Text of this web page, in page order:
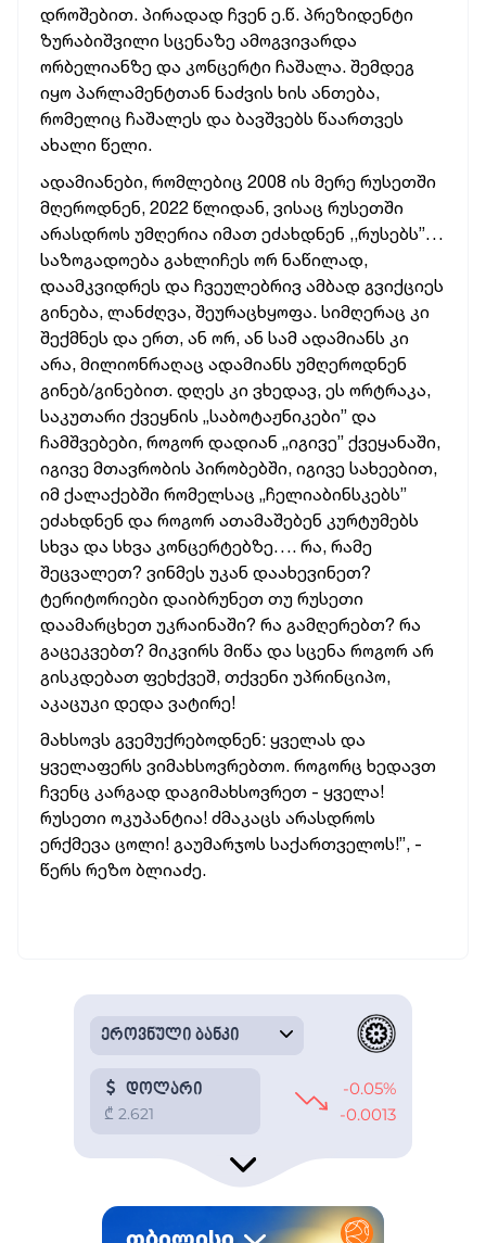
დროშებით. პირადად ჩვენ ე.წ. პრეზიდენტი
ზურაბიშვილი სცენაზე ამოგვივარდა
ორბელიანზე და კონცერტი ჩაშალა. შემდეგ
იყო პარლამენტთან ნაძვის ხის ანთება,
რომელიც ჩაშალეს და ბავშვებს წაართვეს
ახალი წელი.
ადამიანები, რომლებიც 2008 ის მერე რუსეთში
მღეროდნენ, 2022 წლიდან, ვისაც რუსეთში
არასდროს უმღერია იმათ ეძახდნენ ,,რუსებს”…
საზოგადოება გახლიჩეს ორ ნაწილად,
დაამკვიდრეს და ჩვეულებრივ ამბად გვიქციეს
გინება, ლანძღვა, შეურაცხყოფა. სიმღერაც კი
შექმნეს და ერთ, ან ორ, ან სამ ადამიანს კი
არა, მილიონრაღაც ადამიანს უმღეროდნენ
გინებ/გინებით. დღეს კი ვხედავ, ეს ორტრაკა,
საკუთარი ქვეყნის „საბოტაჟნიკები” და
ჩამშვებები, როგორ დადიან „იგივე” ქვეყანაში,
იგივე მთავრობის პირობებში, იგივე სახეებით,
იმ ქალაქებში რომელსაც „ჩელიაბინსკებს”
ეძახდნენ და როგორ ათამაშებენ კურტუმებს
სხვა და სხვა კონცერტებზე…. რა, რამე
შეცვალეთ? ვინმეს უკან დაახევინეთ?
ტერიტორიები დაიბრუნეთ თუ რუსეთი
დაამარცხეთ უკრაინაში? რა გამღერებთ? რა
გაცეკვებთ? მიკვირს მიწა და სცენა როგორ არ
გისკდებათ ფეხქვეშ, თქვენი უპრინციპო,
აკაცუკი დედა ვატირე!
მახსოვს გვემუქრებოდნენ: ყველას და
ყველაფერს ვიმახსოვრებთო. როგორც ხედავთ
ჩვენც კარგად დაგიმახსოვრეთ - ყველა!
რუსეთი ოკუპანტია! ძმაკაცს არასდროს
ერქმევა ცოლი! გაუმარჯოს საქართველოს!”, -
წერს რეზო ბლიაძე.